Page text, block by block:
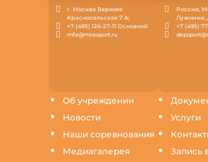
Об учреждении
Новости
Наши соревнования
Медиагалерея
Услуги
Запись
г. Москва Верхняя
Красносельская 7 А;
+7 (495) 126-27-11 Основной
mfa@mossport.ru
Россия,
Лужники,
+7 (495)